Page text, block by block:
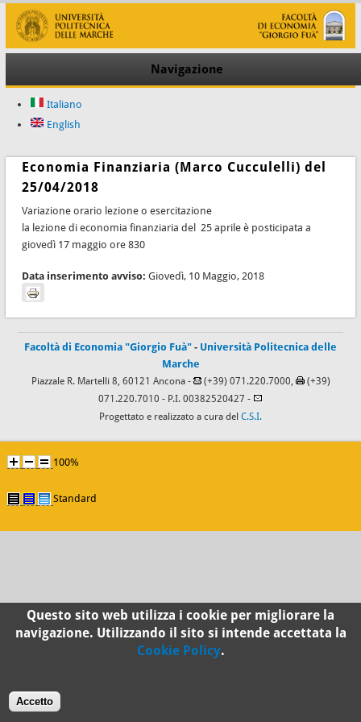
Navigazione
Italiano
English
Economia Finanziaria (Marco Cucculelli) del
25/04/2018
Variazione orario lezione o esercitazione
la lezione di economia finanziaria del 25 aprile è posticipata a
giovedì 17 maggio ore 830
Data inserimento avviso: Giovedì, 10 Maggio, 2018
Facoltà di Economia "Giorgio Fuà" - Università Politecnica delle
Marche
Piazzale R. Martelli 8, 60121 Ancona - (+39) 071.220.7000,
(+39)
071.220.7010 - P.I. 00382520427 -
Progettato e realizzato a cura del C.S.I.
100%
Standard
Questo sito web utilizza i cookie per migliorare la
navigazione. Utilizzando il sito si intende accettata la
Cookie Policy.
Accetto